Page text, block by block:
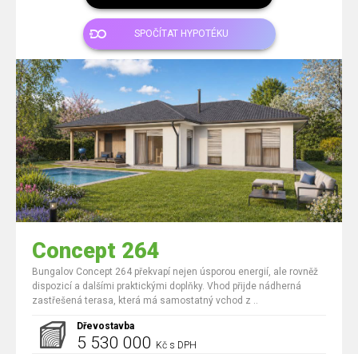
SPOČÍTAT HYPOTÉKU
Concept 264
Bungalov Concept 264 překvapí nejen úsporou energií, ale rovněž
dispozicí a dalšími praktickými doplňky. Vhod přijde nádherná
zastřešená terasa, která má samostatný vchod z ..
Dřevostavba
5 530 000 Kč s DPH